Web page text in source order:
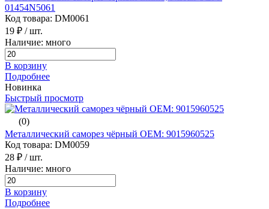
01454N5061
Код товара: DM0061
19 ₽ / шт.
Наличие: много
В корзину
Подробнее
Новинка
Быстрый просмотр
(0)
Металлический саморез чёрный ОЕМ: 9015960525
Код товара: DM0059
28 ₽ / шт.
Наличие: много
В корзину
Подробнее